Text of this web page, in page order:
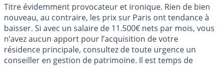
Titre évidemment provocateur et ironique. Rien de bien
nouveau, au contraire, les prix sur Paris ont tendance à
baisser. Si avec un salaire de 11.500€ nets par mois, vous
n’avez aucun apport pour l’acquisition de votre
résidence principale, consultez de toute urgence un
conseiller en gestion de patrimoine. Il est temps de